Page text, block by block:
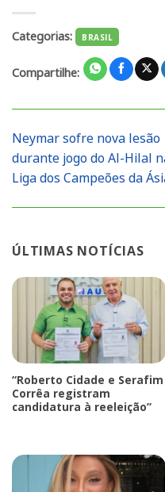
Categorias: BRASIL
Compartilhe:
Neymar sofre nova lesão
durante jogo do Al-Hilal
Liga dos Campeões da
ÚLTIMAS NOTÍCIAS
“Roberto Cidade e Serafim
Corrêa registram
candidatura à reeleição”